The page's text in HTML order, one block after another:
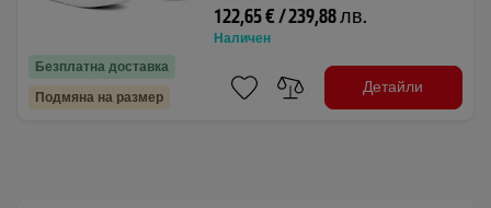
Безплатна доставка
Подмяна на размер
122,65 € / 239,88 лв.
Наличен
Детайли